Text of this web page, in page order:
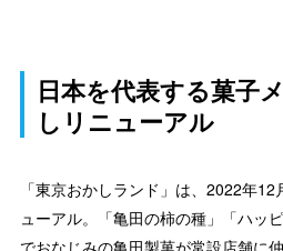
日本を代表する菓子
しリニューアル
「東京おかしランド」は、2022年
ューアル。「亀田の柿の種」「ハッ
でおなじみの亀田製菓が常設店舗に